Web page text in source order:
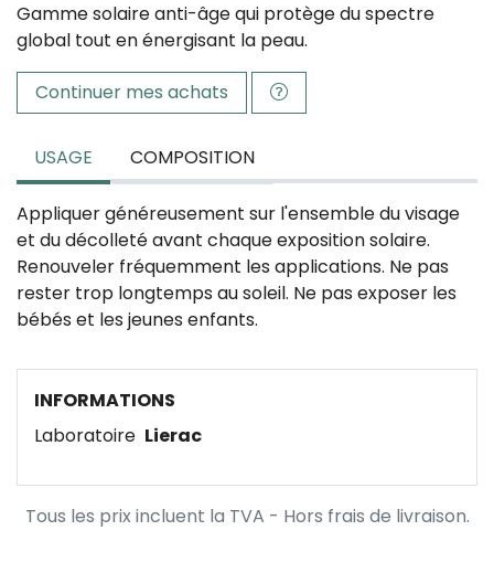
Gamme solaire anti-âge qui protège du spectre
global tout en énergisant la peau.
Continuer mes achats
USAGE COMPOSITION
Appliquer généreusement sur l'ensemble du visage
et du décolleté avant chaque exposition solaire.
Renouveler fréquemment les applications. Ne pas
rester trop longtemps au soleil. Ne pas exposer les
bébés et les jeunes enfants.
INFORMATIONS
Laboratoire Lierac
Tous les prix incluent la TVA - Hors frais de livraison.